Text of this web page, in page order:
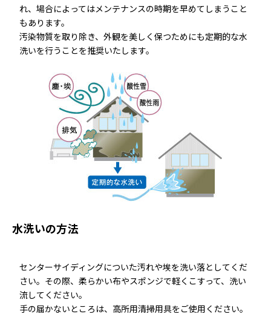
れ、場合によってはメンテナンスの時期を早めてしまうこと
もあります。
汚染物質を取り除き、外観を美しく保つためにも定期的な水
洗いを行うことを推奨いたします。
水洗いの方法
センターサイディングについた汚れや埃を洗い落としてくだ
さい。その際、柔らかい布やスポンジで軽くこすって、洗い
流してください。
手の届かないところは、高所用清掃用具をご使用ください。